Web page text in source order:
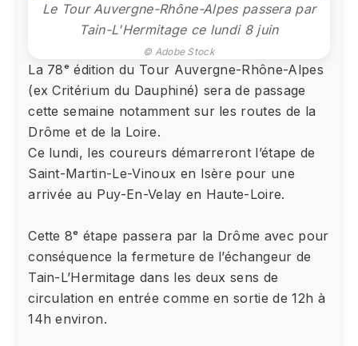
Le Tour Auvergne-Rhône-Alpes passera par
Tain-L'Hermitage ce lundi 8 juin
© Adobe Stock
La 78ᵉ édition du Tour Auvergne-Rhône-Alpes
(ex Critérium du Dauphiné) sera de passage
cette semaine notamment sur les routes de la
Drôme et de la Loire.
Ce lundi, les coureurs démarreront l’étape de
Saint-Martin-Le-Vinoux en Isère pour une
arrivée au Puy-En-Velay en Haute-Loire.
Cette 8ᵉ étape passera par la Drôme avec pour
conséquence la fermeture de l’échangeur de
Tain-L’Hermitage dans les deux sens de
circulation en entrée comme en sortie de 12h à
14h environ.